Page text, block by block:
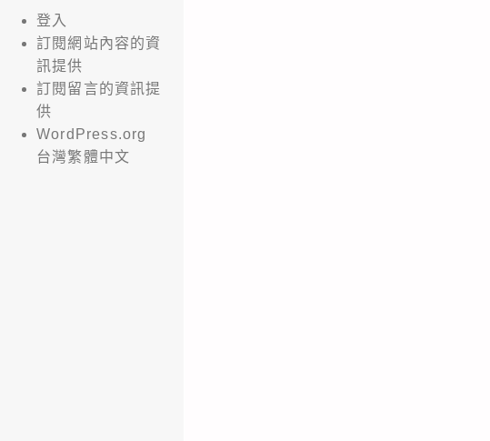
登入
訂閱網站內容的資
訊提供
訂閱留言的資訊提
供
WordPress.org
台灣繁體中文